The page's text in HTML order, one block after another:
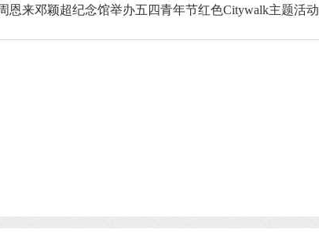
来邓颖超纪念馆举办五四青年节红色Citywalk主题活动